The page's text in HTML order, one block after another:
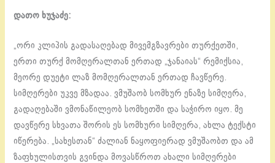
დათო ხუჯაძე:
„ორი კლიპის გადასაღებად მივემგზავრები თურქეთში,
ერთი თურქ მომღერალთან ერთად „ჯანაიას“ რემიქსია,
მეორე დუეტი ლაზ მომღერალთან ერთად ჩავწერე.
სიმღერები უკვე მზადაა. ვმუშაობ სომხურ ენაზე სიმღერა,
გადაღებაში ვმონაწილეობ სომხეთში და საჭირო იყო. მე
დავწერე სხვათა შორის ეს სომხური სიმღერა, ახლა ტექსტი
იწერება. „სახესთან“ ძალიან ნაყოფიერად ვმუშაობთ და ამ
ზაფხულისთვის გვინდა მოვასწროთ ახალი სიმღერები